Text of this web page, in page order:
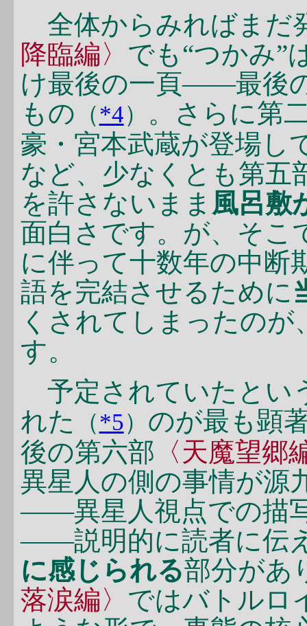
全体からみればまだ
降臨編〉 でも“つかみ”
け最後の一頁――最後
もの （*4）
。さらに第
豪・宮本武蔵が登場し
など、少なくとも第五
を許さないまま 風呂敷
面白さです。が、そこ
に伴って十数年の中断
語を完結させるために
くされてしまったの
す。
予定されていたとい
れた
（*5） のが最も顕
後の第六部 〈天魔望郷
異星人の側の事情が源
――異星人視点での描
――説明的に読者に伝
に感じられる部分があ
落涙編〉 ではバトルロ